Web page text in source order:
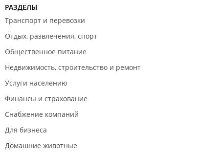
РАЗДЕЛЫ
Транспорт и перевозки
Отдых, развлечения, спорт
Общественное питание
Недвижимость, строительство и ремонт
Услуги населению
Финансы и страхование
Снабжение компаний
Для бизнеса
Домашние животные